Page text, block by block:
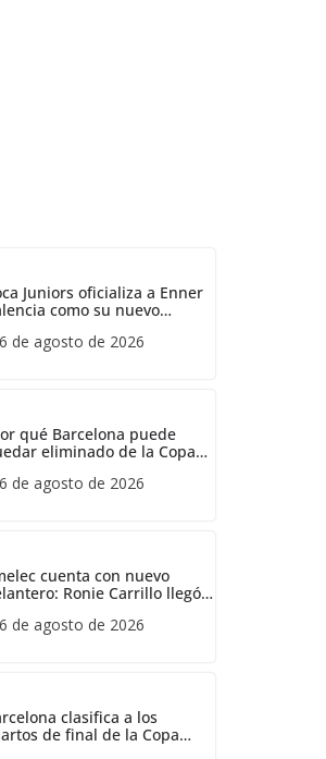
Juniors oficializa a Enner
como su nuevo
el ecuatoriano
6 de agosto de 2026
qué Barcelona puede
eliminado de la Copa
a Liga de Portoviejo?
6 de agosto de 2026
cuenta con nuevo
Ronie Carrillo llegó a
6 de agosto de 2026
clasifica a los
de final de la Copa